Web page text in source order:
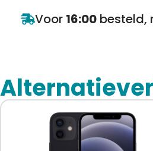
Voor 16:00 besteld,